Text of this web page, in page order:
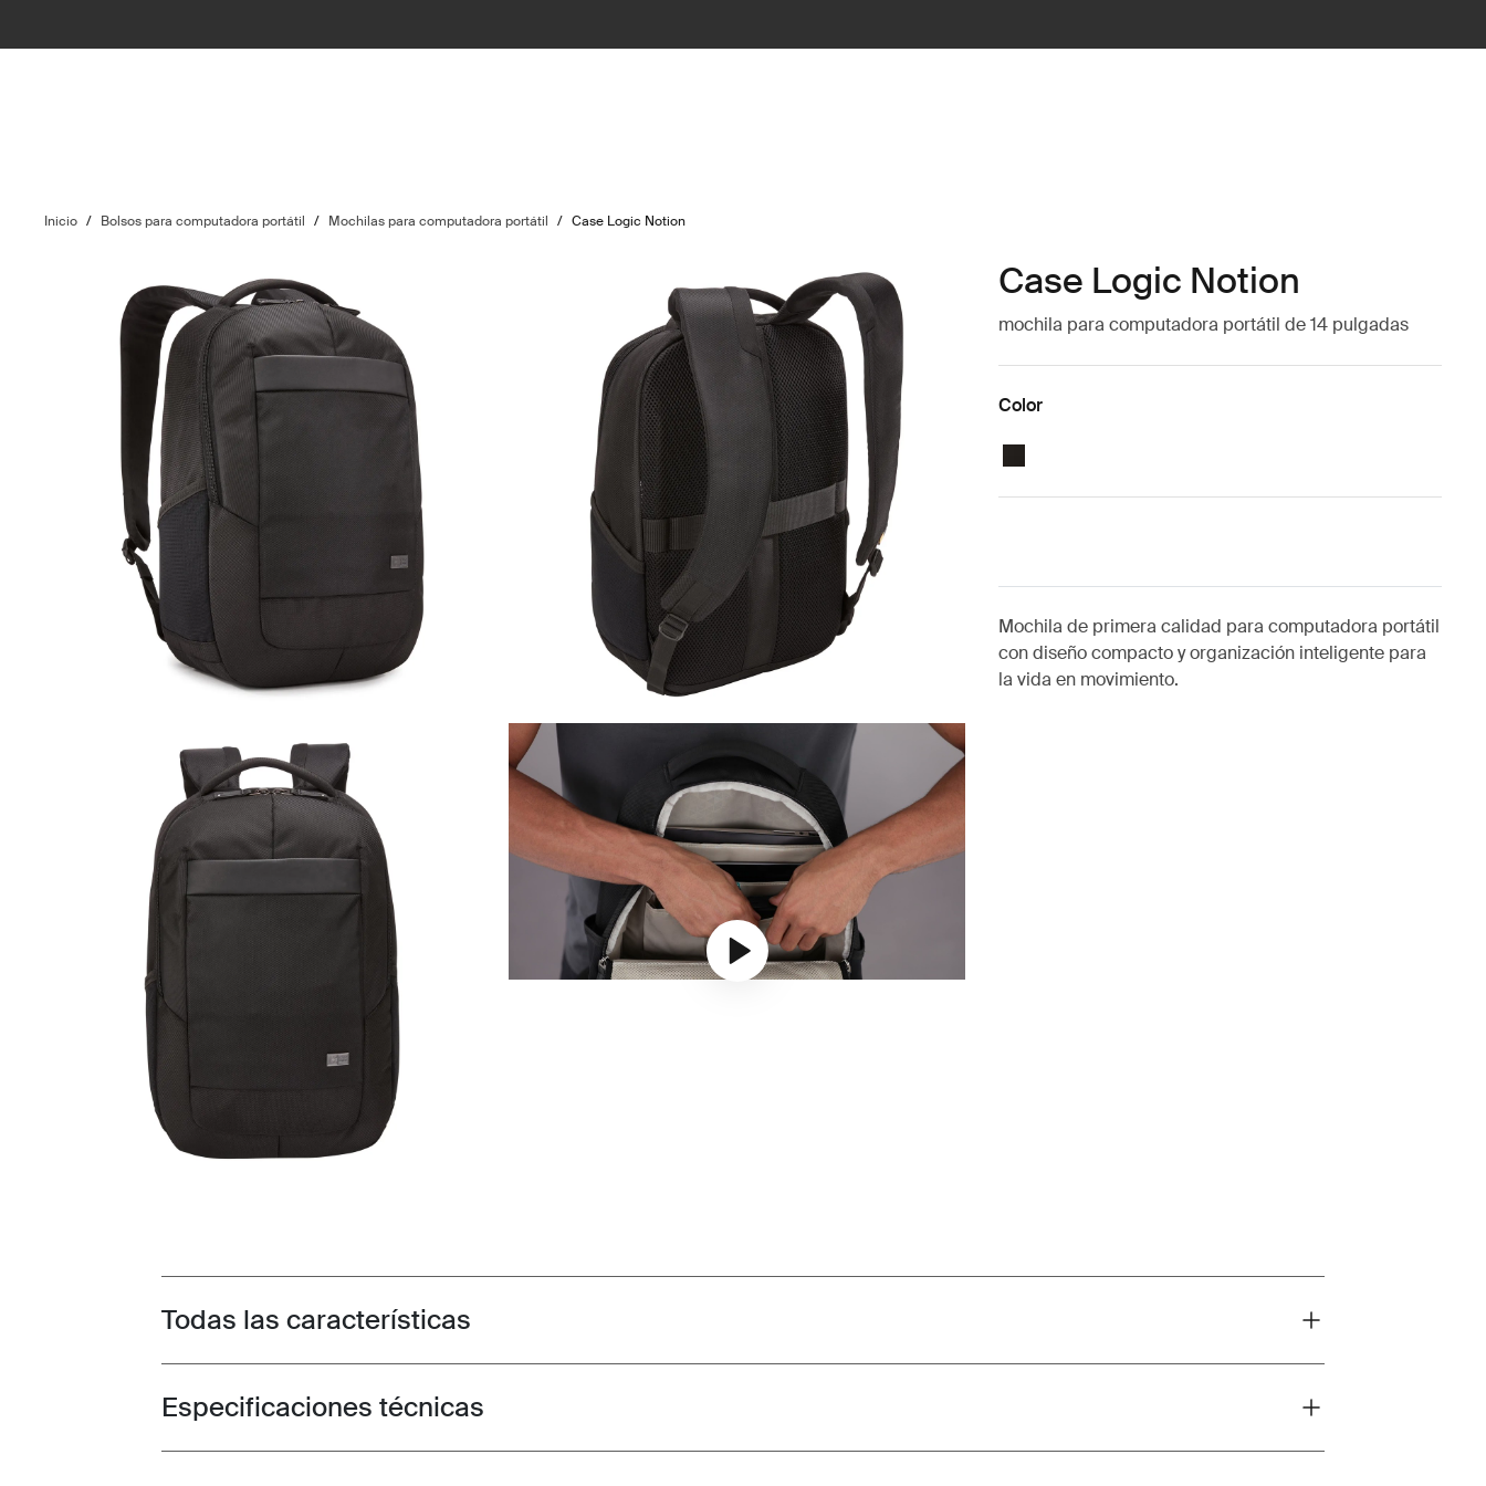
Inicio / Bolsos para computadora portátil / Mochilas para computadora portátil / Case Logic Notion
Play video
Case Logic Notion
mochila para computadora portátil de 14 pulgadas
Color
Case Logic Notion 14" Laptop Backpack Negro
Mochila de primera calidad para computadora portátil
con diseño compacto y organización inteligente para
la vida en movimiento.
Toggle features
Todas las características
Toggle techspec
Especificaciones técnicas